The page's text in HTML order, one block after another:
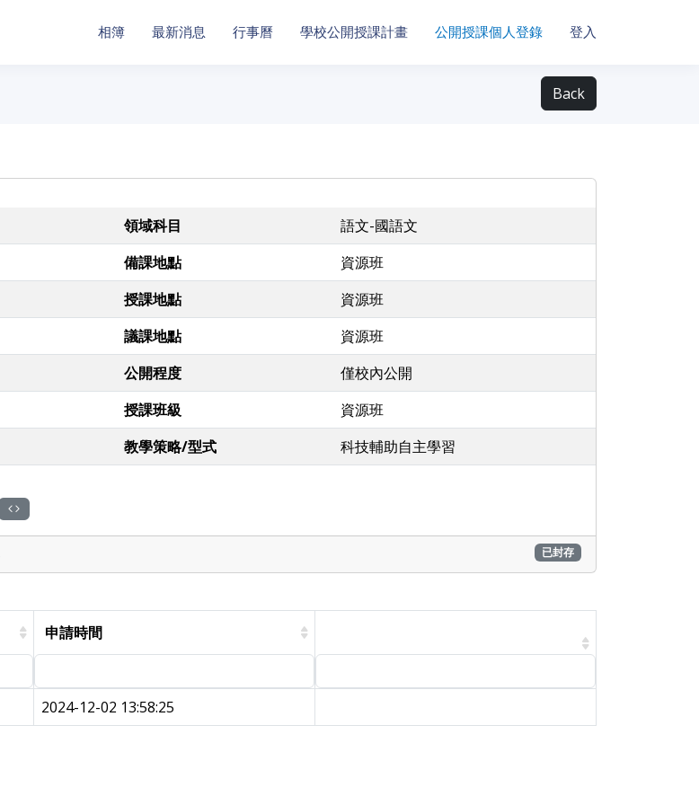
相簿 最新消息 行事曆 學校公開授課計畫 公開授課個人登錄 登入
Back
領域科目
語文-國語文
備課地點
資源班
授課地點
資源班
議課地點
資源班
公開程度
僅校內公開
授課班級
資源班
教學策略/型式 科技輔助自主學習
已封存
申請時間
2024-12-02 13:58:25